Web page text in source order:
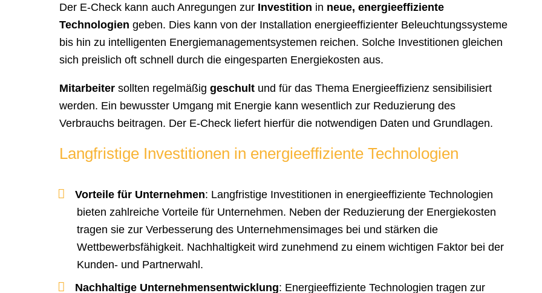
Der E-Check kann auch Anregungen zur Investition in neue, energieeffiziente
Technologien geben. Dies kann von der Installation energieeffizienter Beleuchtungssysteme
bis hin zu intelligenten Energiemanagementsystemen reichen. Solche Investitionen gleichen
sich preislich oft schnell durch die eingesparten Energiekosten aus.
Mitarbeiter sollten regelmäßig geschult und für das Thema Energieeffizienz sensibilisiert
werden. Ein bewusster Umgang mit Energie kann wesentlich zur Reduzierung des
Verbrauchs beitragen. Der E-Check liefert hierfür die notwendigen Daten und Grundlagen.
Langfristige Investitionen in energieeffiziente Technologien
Vorteile für Unternehmen: Langfristige Investitionen in energieeffiziente Technologien
bieten zahlreiche Vorteile für Unternehmen. Neben der Reduzierung der Energiekosten
tragen sie zur Verbesserung des Unternehmensimages bei und stärken die
Wettbewerbsfähigkeit. Nachhaltigkeit wird zunehmend zu einem wichtigen Faktor bei der
Kunden- und Partnerwahl.
Nachhaltige Unternehmensentwicklung: Energieeffiziente Technologien tragen zur